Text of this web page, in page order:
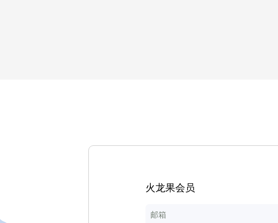
火龙果会员